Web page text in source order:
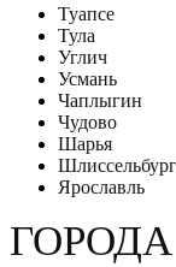
Туапсе
Тула
Углич
Усмань
Чаплыгин
Чудово
Шарья
Шлиссельбург
Ярославль